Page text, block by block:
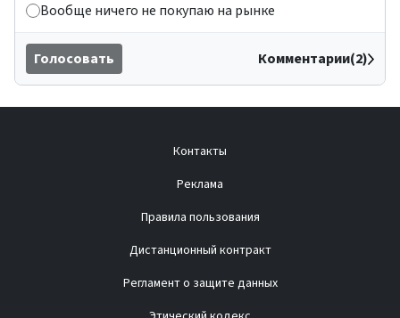
Вообще ничего не покупаю на рынке
Голосовать Комментарии(2)
Контакты
Реклама
Правила пользования
Дистанционный контракт
Регламент о защите данных